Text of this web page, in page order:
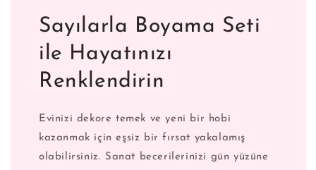
Sayılarla Boyama Seti
ile Hayatınızı
Renklendirin
Evinizi dekore temek ve yeni bir hobi
kazanmak için eşsiz bir fırsat yakalamış
olabilirsiniz. Sanat becerilerinizi gün yüzüne